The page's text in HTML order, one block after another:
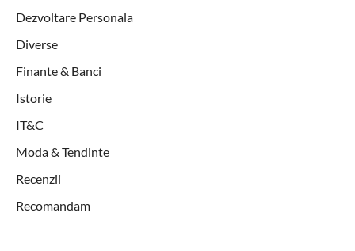
Dezvoltare Personala
Diverse
Finante & Banci
Istorie
IT&C
Moda & Tendinte
Recenzii
Recomandam